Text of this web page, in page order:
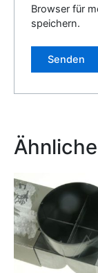
Browser für
speichern.